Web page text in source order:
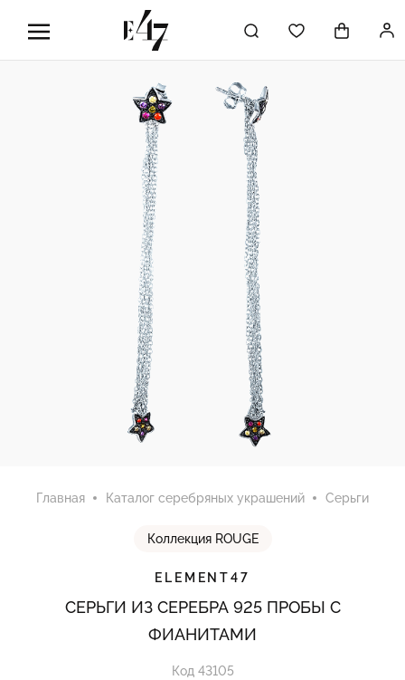
Главная Каталог серебряных украшений Серьги
Коллекция ROUGE
ELEMENT47
СЕРЬГИ ИЗ СЕРЕБРА 925 ПРОБЫ С
ФИАНИТАМИ
Код 43105